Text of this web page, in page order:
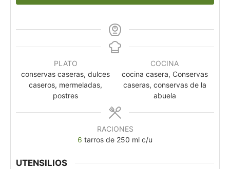
PLATO
conservas caseras, dulces
caseros, mermeladas,
postres
COCINA
cocina casera, Conservas
caseras, conservas de la
abuela
RACIONES
6 tarros de 250 ml c/u
UTENSILIOS